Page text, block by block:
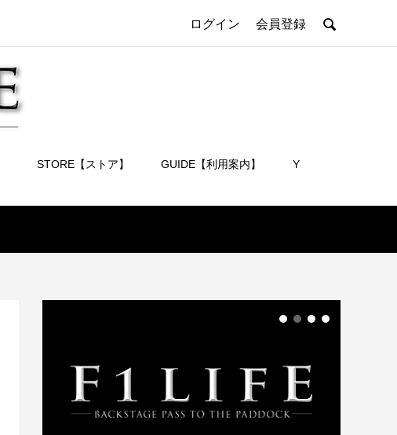
ログイン 会員登録 
STORE【ストア】 GUIDE【利用案内】 Y